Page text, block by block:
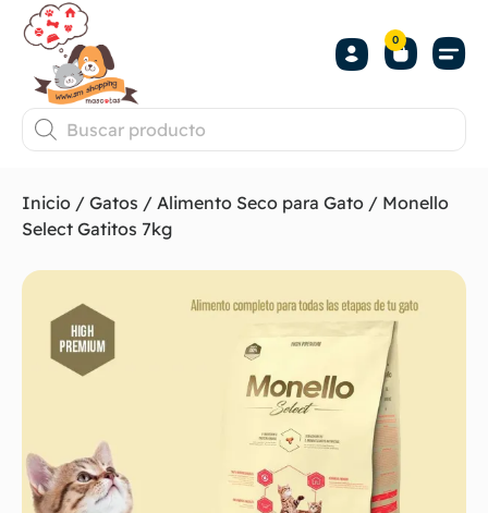
0
Inicio / Gatos / Alimento Seco para Gato / Monello
Select Gatitos 7kg